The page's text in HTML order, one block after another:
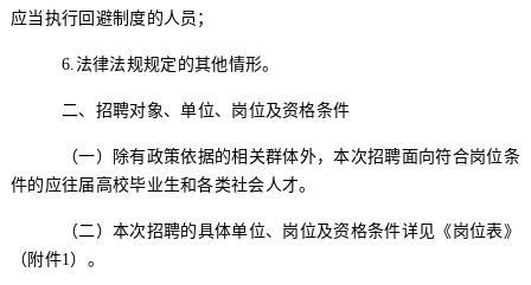
应当执行回避制度的人员；
6. 法律法规规定的其他情形。
二、招聘对象、单位、岗位及资格条件
（一）
除有政策依据的相关群体外，本次招聘面向符合岗位条
件的应往届高校毕业生和各类社会人才。
（二）本次招聘的具体单位、岗位及资格条件详见《岗位表》
（附件1）。